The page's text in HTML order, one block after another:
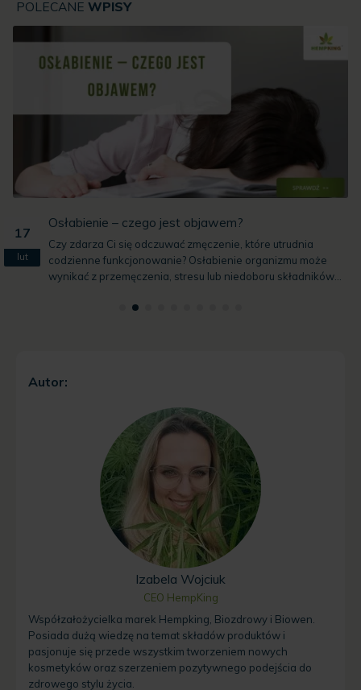
POLECANE WPISY
17
lut
Osłabienie – czego jest objawem?
Czy zdarza Ci się odczuwać zmęczenie, które utrudnia
codzienne funkcjonowanie? Osłabienie organizmu może
wynikać z przemęczenia, stresu lub niedoboru składników...
Autor:
Izabela Wojciuk
CEO HempKing
Współzałożycielka marek Hempking, Biozdrowy i Biowen.
Posiada dużą wiedzę na temat składów produktów i
pasjonuje się przede wszystkim tworzeniem nowych
kosmetyków oraz szerzeniem pozytywnego podejścia do
zdrowego stylu życia.